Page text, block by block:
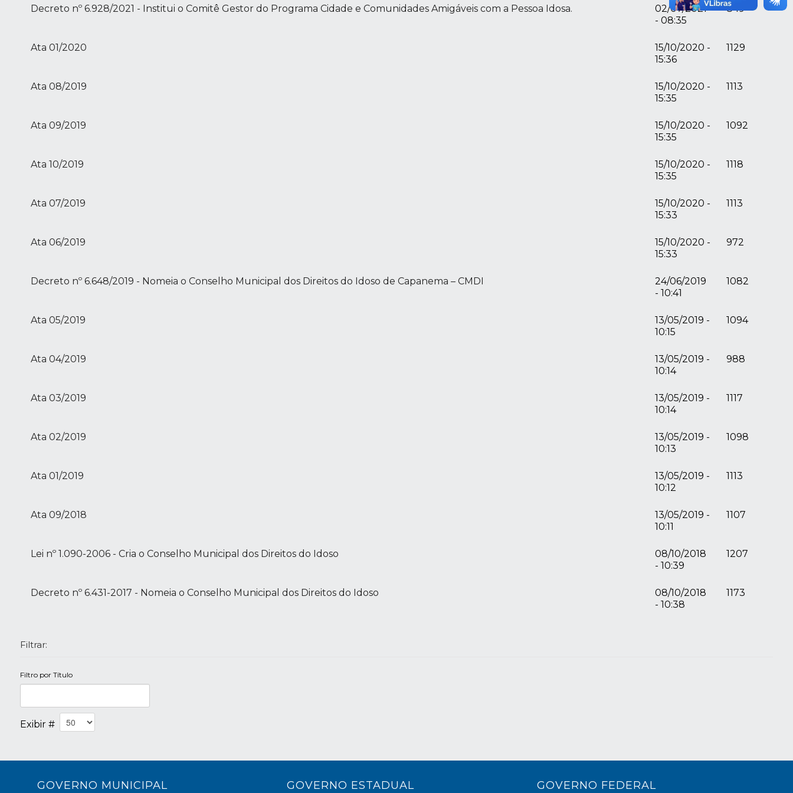
Decreto nº 6.928/2021 - Institui o Comitê Gestor do Programa Cidade e Comunidades Amigáveis com a Pessoa Idosa.
02/07/2021
- 08:35
849
Ata 01/2020
15/10/2020 -
15:36
1129
Ata 08/2019
15/10/2020 -
15:35
1113
Ata 09/2019
15/10/2020 -
15:35
1092
Ata 10/2019
15/10/2020 -
15:35
1118
Ata 07/2019
15/10/2020 -
15:33
1113
Ata 06/2019
15/10/2020 -
15:33
972
Decreto nº 6.648/2019 - Nomeia o Conselho Municipal dos Direitos do Idoso de Capanema – CMDI
24/06/2019
- 10:41
1082
Ata 05/2019
13/05/2019 -
10:15
1094
Ata 04/2019
13/05/2019 -
10:14
988
Ata 03/2019
13/05/2019 -
10:14
1117
Ata 02/2019
13/05/2019 -
10:13
1098
Ata 01/2019
13/05/2019 -
10:12
1113
Ata 09/2018
13/05/2019 -
10:11
1107
Lei nº 1.090-2006 - Cria o Conselho Municipal dos Direitos do Idoso
08/10/2018
- 10:39
1207
Decreto nº 6.431-2017 - Nomeia o Conselho Municipal dos Direitos do Idoso
08/10/2018
- 10:38
1173
Filtrar:
Filtro por Título
Exibir #
GOVERNO MUNICIPAL GOVERNO ESTADUAL GOVERNO FEDERAL